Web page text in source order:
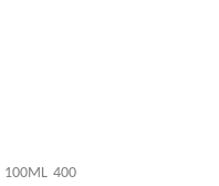
100ML 400